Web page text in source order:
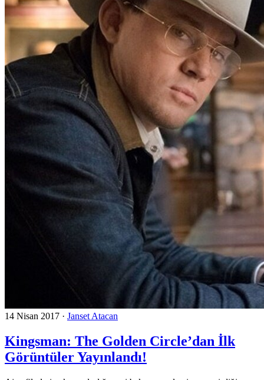
14 Nisan 2017 · Janset Atacan
Kingsman: The Golden Circle’dan İlk
Görüntüler Yayınlandı!